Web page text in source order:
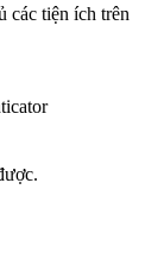
các tiện ích trên